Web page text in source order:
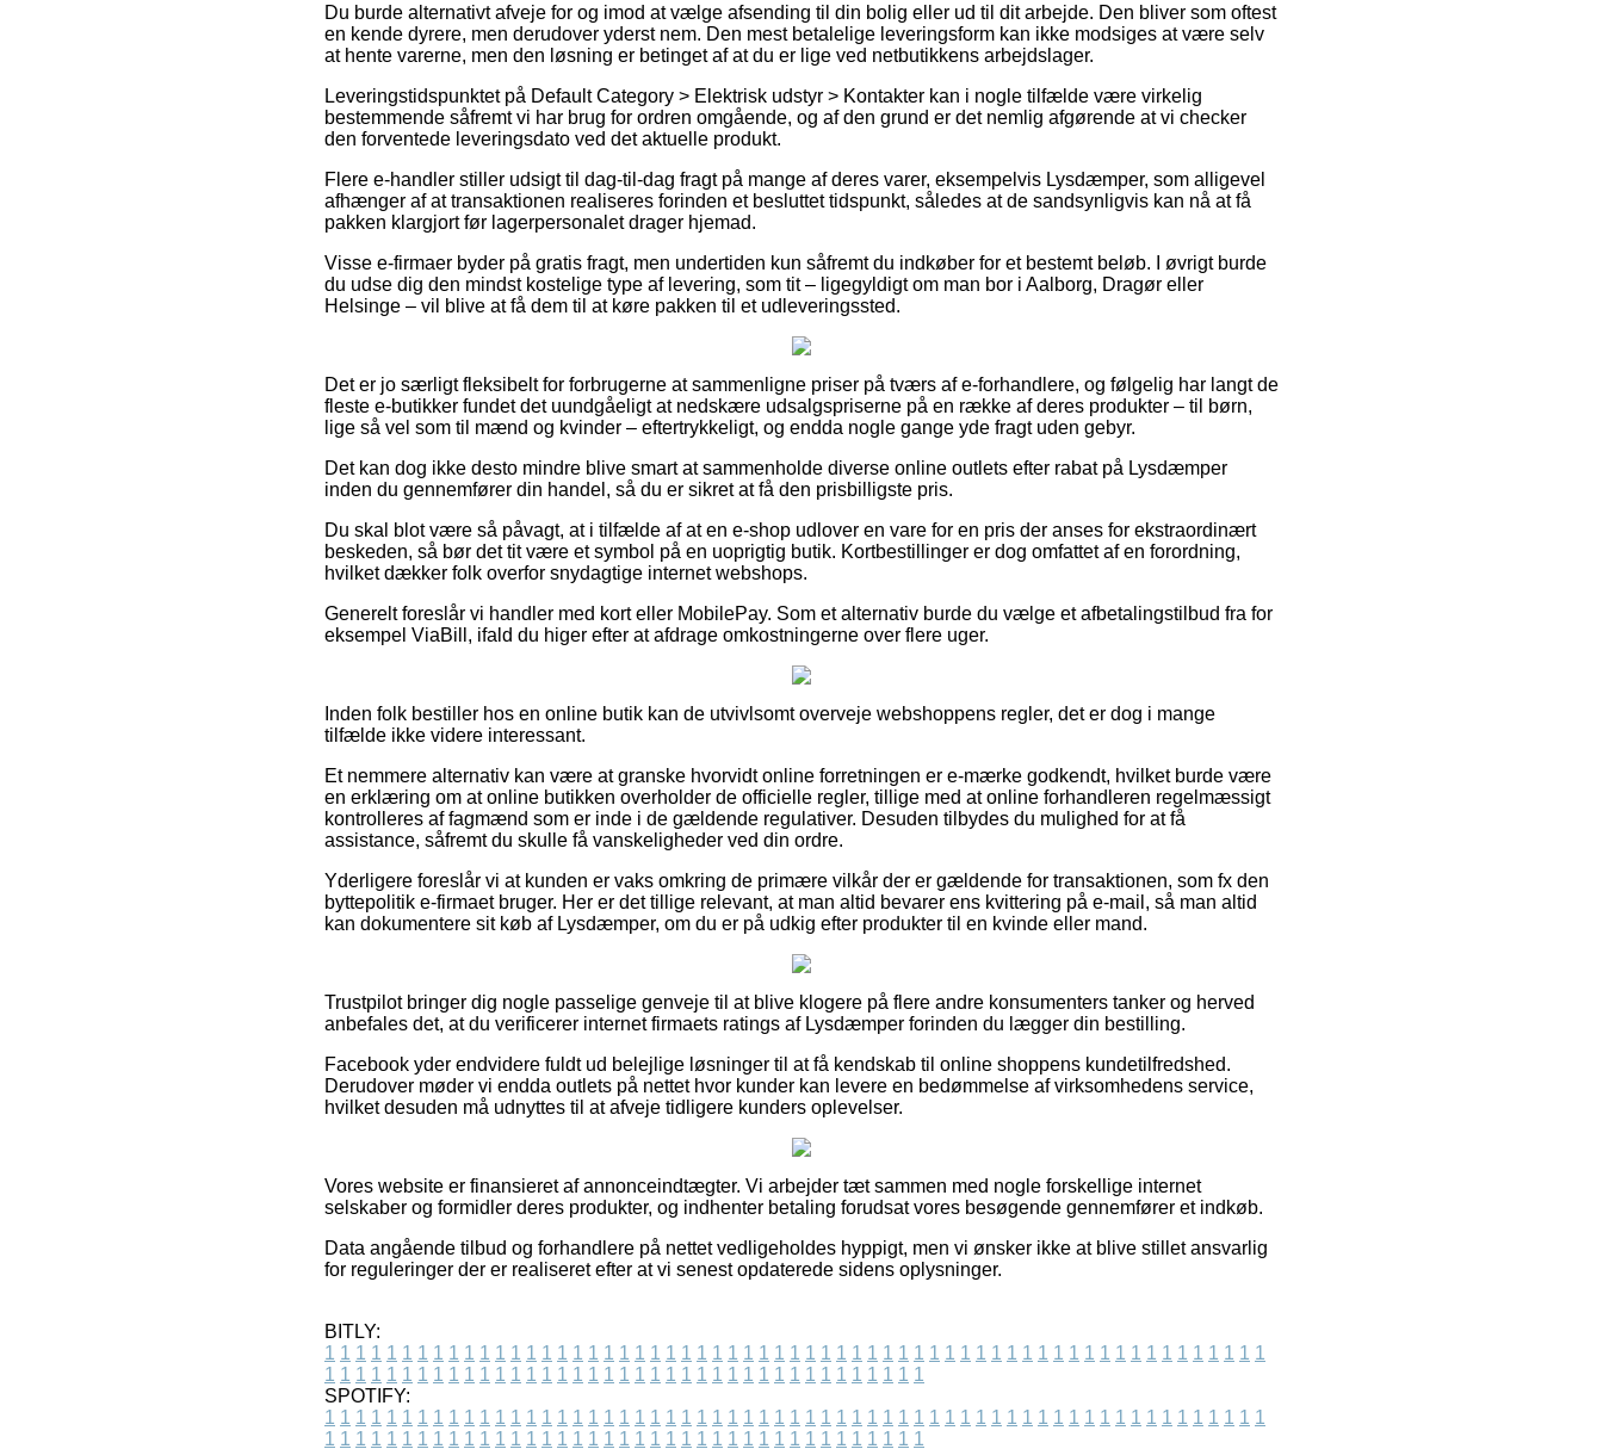
Du burde alternativt afveje for og imod at vælge afsending til din bolig eller ud til dit arbejde. Den bliver som oftest
en kende dyrere, men derudover yderst nem. Den mest betalelige leveringsform kan ikke modsiges at være selv
at hente varerne, men den løsning er betinget af at du er lige ved netbutikkens arbejdslager.
Leveringstidspunktet på Default Category > Elektrisk udstyr > Kontakter kan i nogle tilfælde være virkelig
bestemmende såfremt vi har brug for ordren omgående, og af den grund er det nemlig afgørende at vi checker
den forventede leveringsdato ved det aktuelle produkt.
Flere e-handler stiller udsigt til dag-til-dag fragt på mange af deres varer, eksempelvis Lysdæmper, som alligevel
afhænger af at transaktionen realiseres forinden et besluttet tidspunkt, således at de sandsynligvis kan nå at få
pakken klargjort før lagerpersonalet drager hjemad.
Visse e-firmaer byder på gratis fragt, men undertiden kun såfremt du indkøber for et bestemt beløb. I øvrigt burde
du udse dig den mindst kostelige type af levering, som tit – ligegyldigt om man bor i Aalborg, Dragør eller
Helsinge – vil blive at få dem til at køre pakken til et udleveringssted.
Det er jo særligt fleksibelt for forbrugerne at sammenligne priser på tværs af e-forhandlere, og følgelig har langt de
fleste e-butikker fundet det uundgåeligt at nedskære udsalgspriserne på en række af deres produkter – til børn,
lige så vel som til mænd og kvinder – eftertrykkeligt, og endda nogle gange yde fragt uden gebyr.
Det kan dog ikke desto mindre blive smart at sammenholde diverse online outlets efter rabat på Lysdæmper
inden du gennemfører din handel, så du er sikret at få den prisbilligste pris.
Du skal blot være så påvagt, at i tilfælde af at en e-shop udlover en vare for en pris der anses for ekstraordinært
beskeden, så bør det tit være et symbol på en uoprigtig butik. Kortbestillinger er dog omfattet af en forordning,
hvilket dækker folk overfor snydagtige internet webshops.
Generelt foreslår vi handler med kort eller MobilePay. Som et alternativ burde du vælge et afbetalingstilbud fra for
eksempel ViaBill, ifald du higer efter at afdrage omkostningerne over flere uger.
Inden folk bestiller hos en online butik kan de utvivlsomt overveje webshoppens regler, det er dog i mange
tilfælde ikke videre interessant.
Et nemmere alternativ kan være at granske hvorvidt online forretningen er e-mærke godkendt, hvilket burde være
en erklæring om at online butikken overholder de officielle regler, tillige med at online forhandleren regelmæssigt
kontrolleres af fagmænd som er inde i de gældende regulativer. Desuden tilbydes du mulighed for at få
assistance, såfremt du skulle få vanskeligheder ved din ordre.
Yderligere foreslår vi at kunden er vaks omkring de primære vilkår der er gældende for transaktionen, som fx den
byttepolitik e-firmaet bruger. Her er det tillige relevant, at man altid bevarer ens kvittering på e-mail, så man altid
kan dokumentere sit køb af Lysdæmper, om du er på udkig efter produkter til en kvinde eller mand.
Trustpilot bringer dig nogle passelige genveje til at blive klogere på flere andre konsumenters tanker og herved
anbefales det, at du verificerer internet firmaets ratings af Lysdæmper forinden du lægger din bestilling.
Facebook yder endvidere fuldt ud belejlige løsninger til at få kendskab til online shoppens kundetilfredshed.
Derudover møder vi endda outlets på nettet hvor kunder kan levere en bedømmelse af virksomhedens service,
hvilket desuden må udnyttes til at afveje tidligere kunders oplevelser.
Vores website er finansieret af annonceindtægter. Vi arbejder tæt sammen med nogle forskellige internet
selskaber og formidler deres produkter, og indhenter betaling forudsat vores besøgende gennemfører et indkøb.
Data angående tilbud og forhandlere på nettet vedligeholdes hyppigt, men vi ønsker ikke at blive stillet ansvarlig
for reguleringer der er realiseret efter at vi senest opdaterede sidens oplysninger.
BITLY:
1 1 1 1 1 1 1 1 1 1 1 1 1 1 1 1 1 1 1 1 1 1 1 1 1 1 1 1 1 1 1 1 1 1 1 1 1 1 1 1 1 1 1 1 1 1 1 1 1 1 1 1 1 1 1 1 1 1 1 1 1
1 1 1 1 1 1 1 1 1 1 1 1 1 1 1 1 1 1 1 1 1 1 1 1 1 1 1 1 1 1 1 1 1 1 1 1 1 1 1
SPOTIFY:
1 1 1 1 1 1 1 1 1 1 1 1 1 1 1 1 1 1 1 1 1 1 1 1 1 1 1 1 1 1 1 1 1 1 1 1 1 1 1 1 1 1 1 1 1 1 1 1 1 1 1 1 1 1 1 1 1 1 1 1 1
1 1 1 1 1 1 1 1 1 1 1 1 1 1 1 1 1 1 1 1 1 1 1 1 1 1 1 1 1 1 1 1 1 1 1 1 1 1 1